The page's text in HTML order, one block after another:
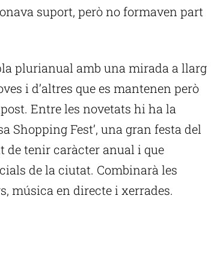
suport, però no formaven part
plurianual amb una mirada a llarg
i d’altres que es mantenen però
Entre les novetats hi ha la
Shopping Fest’, una gran festa del
de tenir caràcter anual i que
de la ciutat. Combinarà les
música en directe i xerrades.